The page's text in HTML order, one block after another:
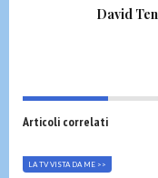
David
Articoli correlati
LA TV VISTA DA ME >>